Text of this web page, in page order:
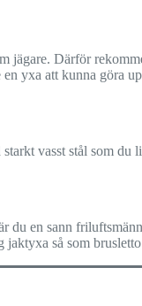
jägare. Därför
yxa att kunna göra
vasst stål som du
du en sann
jaktyxa så som